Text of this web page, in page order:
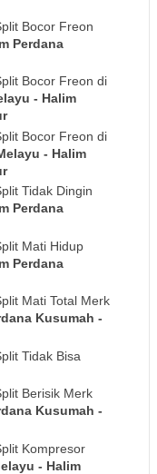
Bocor Freon
Perdana
Bocor Freon di
- Halim
Bocor Freon di
- Halim
Tidak Dingin
Perdana
Mati Hidup
Perdana
Mati Total Merk
Kusumah -
Tidak Bisa
Berisik Merk
Kusumah -
Kompresor
- Halim